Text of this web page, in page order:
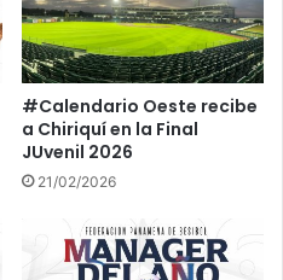
#Calendario Oeste recibe
a Chiriquí en la Final
JUvenil 2026
21/02/2026